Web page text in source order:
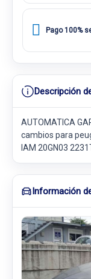
Pago 100%
Descripción
AUTOMATICA
cambios para
IAM 20GN03
Información